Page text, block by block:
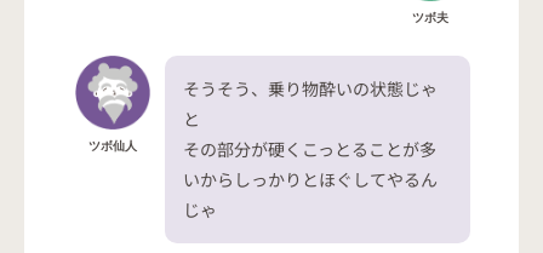
ツボ夫
ツボ仙人
そうそう、乗り物酔いの状態じゃ
と
その部分が硬くこっとることが多
いからしっかりとほぐしてやるん
じゃ